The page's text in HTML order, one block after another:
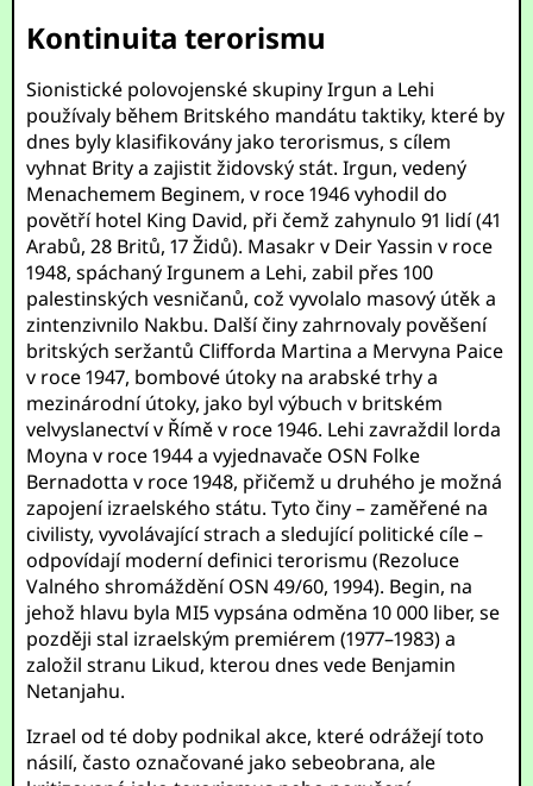
Kontinuita terorismu
Sionistické polovojenské skupiny Irgun a Lehi
používaly během Britského mandátu taktiky, které by
dnes byly klasifikovány jako terorismus, s cílem
vyhnat Brity a zajistit židovský stát. Irgun, vedený
Menachemem Beginem, v roce 1946 vyhodil do
povětří hotel King David, při čemž zahynulo 91 lidí (41
Arabů, 28 Britů, 17 Židů). Masakr v Deir Yassin v roce
1948, spáchaný Irgunem a Lehi, zabil přes 100
palestinských vesničanů, což vyvolalo masový útěk a
zintenzivnilo Nakbu. Další činy zahrnovaly pověšení
britských seržantů Clifforda Martina a Mervyna Paice
v roce 1947, bombové útoky na arabské trhy a
mezinárodní útoky, jako byl výbuch v britském
velvyslanectví v Římě v roce 1946. Lehi zavraždil lorda
Moyna v roce 1944 a vyjednavače OSN Folke
Bernadotta v roce 1948, přičemž u druhého je možná
zapojení izraelského státu. Tyto činy – zaměřené na
civilisty, vyvolávající strach a sledující politické cíle –
odpovídají moderní definici terorismu (Rezoluce
Valného shromáždění OSN 49/60, 1994). Begin, na
jehož hlavu byla MI5 vypsána odměna 10 000 liber, se
později stal izraelským premiérem (1977–1983) a
založil stranu Likud, kterou dnes vede Benjamin
Netanjahu.
Izrael od té doby podnikal akce, které odrážejí toto
násilí, často označované jako sebeobrana, ale